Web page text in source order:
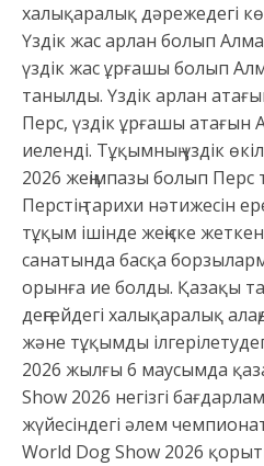
халықаралық дәрежедегі
Үздік жас арлан болып
үздік жас ұрғашы болып
танылды. Үздік арлан
Перс, үздік ұрғашы атағын
иеленді. Тұқымның үздік
2026 жеңімпазы болып
Перстің тарихи нәтижесін
тұқым ішінде жеңіске
санатында басқа
орынға ие болды. Қазақы
деңгейдегі халықаралық
және тұқымды
2026 жылғы 6 маусымда
Show 2026 негізгі
жүйесіндегі әлем
World Dog Show 2026